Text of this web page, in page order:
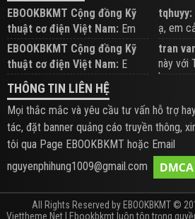
EBOOKBKMT Cộng đồng Kỹ
thuật cơ điện Việt Nam: Em
đăng trên Group hỗ trợ nhé
tqhuyy:
ạ, em
EBOOKBKMT Cộng đồng Kỹ
thuật cơ điện Việt Nam: E
xem hỗ trợ trên Group
tran
này với
b...
THÔNG TIN LIÊN HỆ
Mọi thắc mắc và yêu cầu tư vấn hỗ trợ
tác, đặt banner quảng cáo truyền thông,
tôi qua Page EBOOKBKMT hoặc Email
nguyenphihung1009@gmail.com
All Rights Reserved by EBOOKBKMT ©
Viettheme.Net | Ebookbkmt luôn tôn trọng